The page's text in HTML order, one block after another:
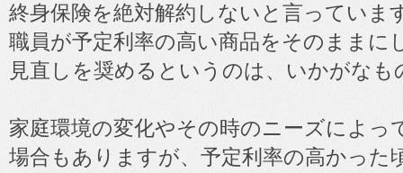
終身保険を絶対解約しないと言っていま
職員が予定利率の高い商品をそのままに
見直しを奨めるというのは、いかがなも
家庭環境の変化やその時のニーズによっ
場合もありますが、予定利率の高かった